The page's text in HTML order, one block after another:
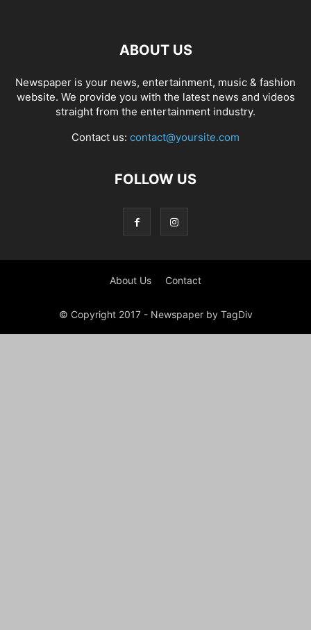
ABOUT US
Newspaper is your news, entertainment, music & fashion
website. We provide you with the latest news and videos
straight from the entertainment industry.
Contact us: contact@yoursite.com
FOLLOW US
About Us Contact
© Copyright 2017 - Newspaper by TagDiv